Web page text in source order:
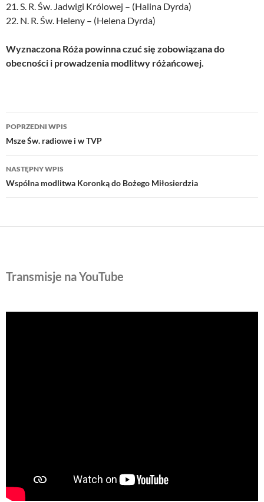
21. S. R. Św. Jadwigi Królowej – (Halina Dyrda)
22. N. R. Św. Heleny – (Helena Dyrda)
Wyznaczona Róża powinna czuć się zobowiązana do
obecności i prowadzenia modlitwy różańcowej.
Nawigacja
wpisu
POPRZEDNI WPIS
Msze Św. radiowe i w TVP
NASTĘPNY WPIS
Wspólna modlitwa Koronką do Bożego Miłosierdzia
Transmisje na YouTube